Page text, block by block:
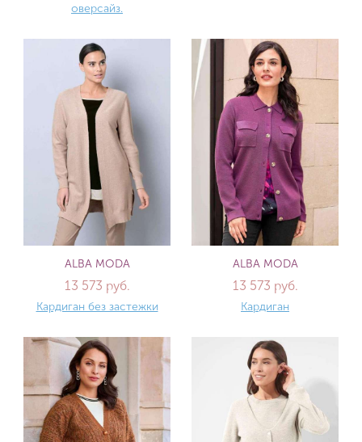
оверсайз.
ALBA MODA
13 573 руб.
Кардиган без застежки
ALBA MODA
13 573 руб.
Кардиган